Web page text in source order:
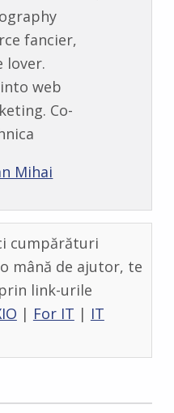
fancier,
lover.
web
Co-
Mihai
cumpărături
mână de ajutor, te
link-urile
| For IT | IT